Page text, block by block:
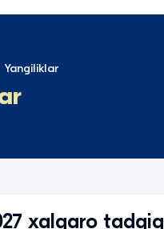
Yangiliklar
xalqaro